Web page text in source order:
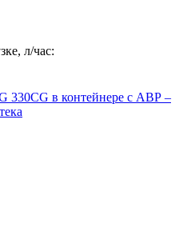
л/час:
330CG в контейнере с АВР –